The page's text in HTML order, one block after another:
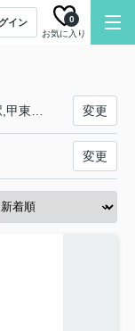
イン
お気に入り
0
変更
変更